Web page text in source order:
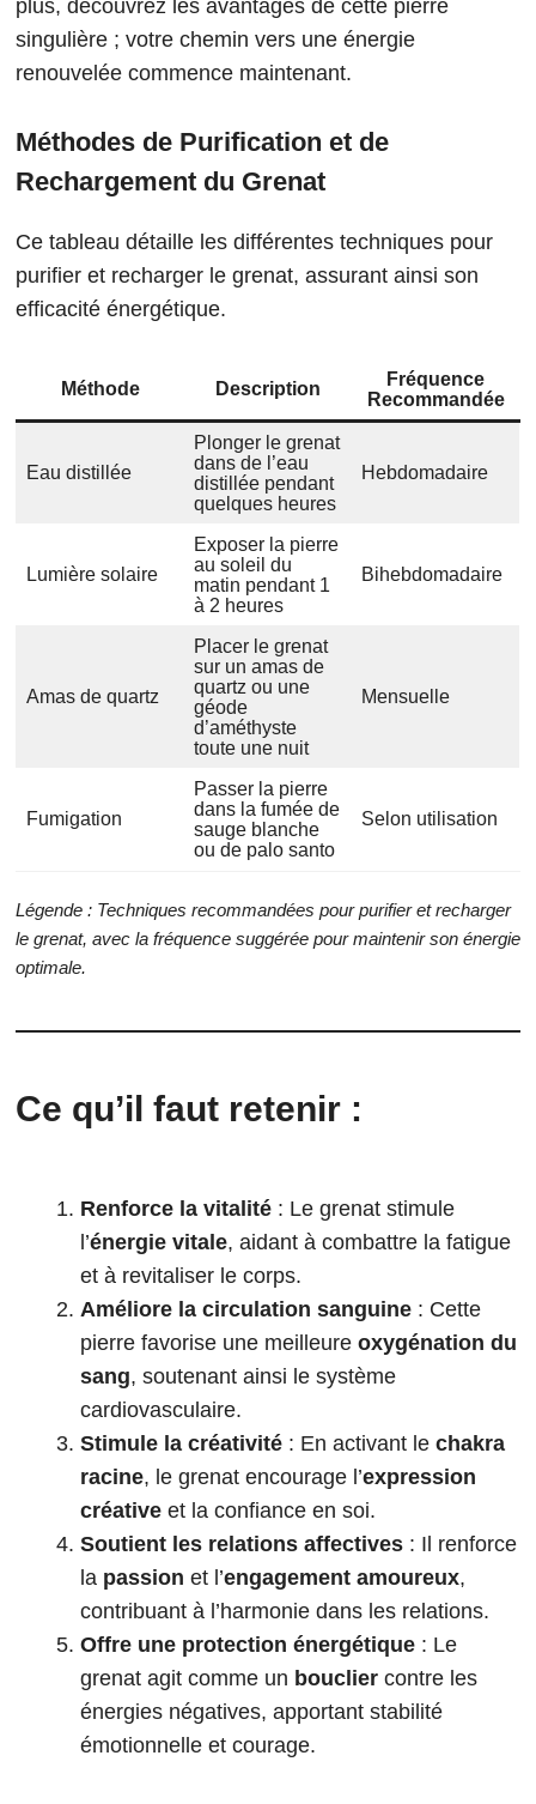
plus, découvrez les avantages de cette pierre
singulière ; votre chemin vers une énergie
renouvelée commence maintenant.
Méthodes de Purification et de
Rechargement du Grenat
Ce tableau détaille les différentes techniques pour
purifier et recharger le grenat, assurant ainsi son
efficacité énergétique.​
Méthode Description
Fréquence
Recommandée
Eau distillée
Plonger le grenat
dans de l’eau
distillée pendant
quelques heures
Hebdomadaire
Lumière solaire
Exposer la pierre
au soleil du
matin pendant 1
à 2 heures
Bihebdomadaire
Amas de quartz
Placer le grenat
sur un amas de
quartz ou une
géode
d’améthyste
toute une nuit
Mensuelle
Fumigation
Passer la pierre
dans la fumée de
sauge blanche
ou de palo santo
Selon utilisation
Légende : Techniques recommandées pour purifier et recharger
le grenat, avec la fréquence suggérée pour maintenir son énergie
optimale.
Ce qu’il faut retenir :
Renforce la vitalité : Le grenat stimule
l’énergie vitale, aidant à combattre la fatigue
et à revitaliser le corps.
Améliore la circulation sanguine : Cette
pierre favorise une meilleure oxygénation du
sang, soutenant ainsi le système
cardiovasculaire.
Stimule la créativité : En activant le chakra
racine, le grenat encourage l’expression
créative et la confiance en soi.
Soutient les relations affectives : Il renforce
la passion et l’engagement amoureux,
contribuant à l’harmonie dans les relations.
Offre une protection énergétique : Le
grenat agit comme un bouclier contre les
énergies négatives, apportant stabilité
émotionnelle et courage.